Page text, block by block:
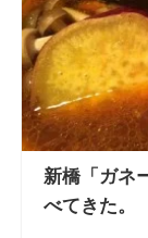
新橋「ガネ
べてきた。